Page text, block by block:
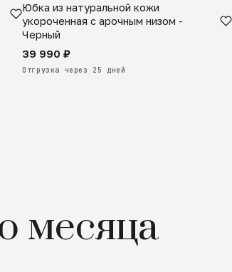
ПРЕДЗАКАЗ
Юбка из натуральной кожи
укороченная с арочным низом -
Черный
39 990 ₽
Отгрузка через 25 дней
месяца